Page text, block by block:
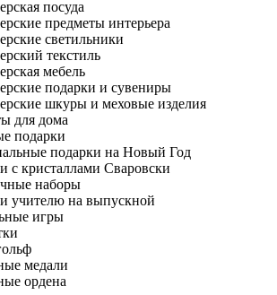
посуда
предметы интерьера
светильники
текстиль
мебель
подарки и сувениры
шкуры и меховые изделия
для дома
подарки
подарки на Новый Год
с кристаллами Сваровски
наборы
учителю на выпускной
игры
медали
ордена